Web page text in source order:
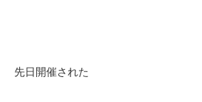
先日開催された